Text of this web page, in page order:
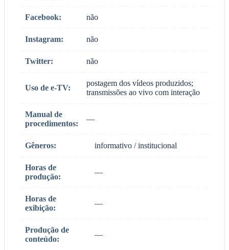
Facebook: não
Instagram: não
Twitter: não
Uso de e-TV:
postagem dos vídeos produzidos;
transmissões ao vivo com interação
Manual de
procedimentos:
—
Gêneros: informativo / institucional
Horas de
produção:
—
Horas de
exibição:
—
Produção de
conteúdo:
—